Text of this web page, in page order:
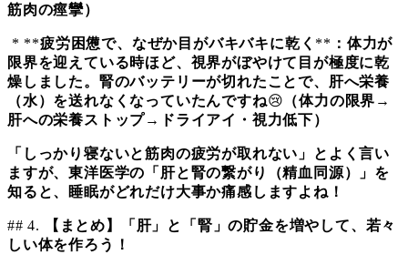
筋肉の痙攣）
* **疲労困憊で、なぜか目がバキバキに乾く ** ：体力が
限界を迎えている時ほど、視界がぼやけて目が極度に乾
燥しました。腎のバッテリーが切れたことで、肝へ栄養
（水）を送れなくなっていたんですね😢 （体力の限界 →
肝への栄養ストップ→ ドライアイ・視力低下）
「しっかり寝ないと筋肉の疲労が取れない」とよく言い
ますが、東洋医学の「肝と腎の繋がり（精血同源）」を
知ると、睡眠がどれだけ大事か痛感しますよね！
## 4.
【まとめ】「肝」と「腎」の貯金を増やして、若々
しい体を作ろう！